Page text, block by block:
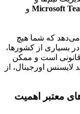
Microsoft و
می‌دهد که شما هیچ
بسیاری از کشورها،
است و ممکن
اورجینال، از
معتبر اهمیت